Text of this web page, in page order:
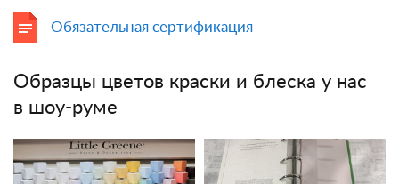
Обязательная сертификация
Образцы цветов краски и блеска у нас
в шоу-руме